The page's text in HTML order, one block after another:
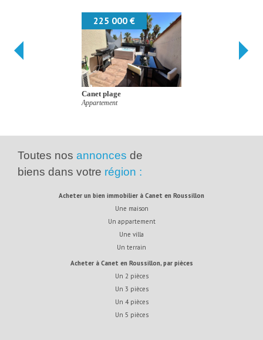
225 000 €
Canet plage
Appartement
Toutes nos annonces de
biens dans votre région :
acheter un bien immobilier à Canet en Roussillon
Une maison
Un appartement
Une villa
Un terrain
acheter à Canet en Roussillon, par pièces
Un 2 pièces
Un 3 pièces
Un 4 pièces
Un 5 pièces